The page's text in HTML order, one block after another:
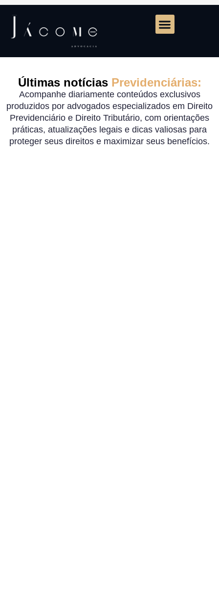
Últimas notícias Previdenciárias:
Acompanhe diariamente conteúdos exclusivos
produzidos por advogados especializados em Direito
Previdenciário e Direito Tributário, com orientações
práticas, atualizações legais e dicas valiosas para
proteger seus direitos e maximizar seus benefícios.